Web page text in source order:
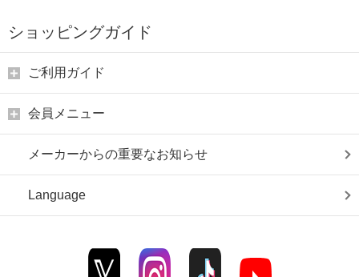
ショッピングガイド
ご利用ガイド
会員メニュー
メーカーからの重要なお知らせ
Language